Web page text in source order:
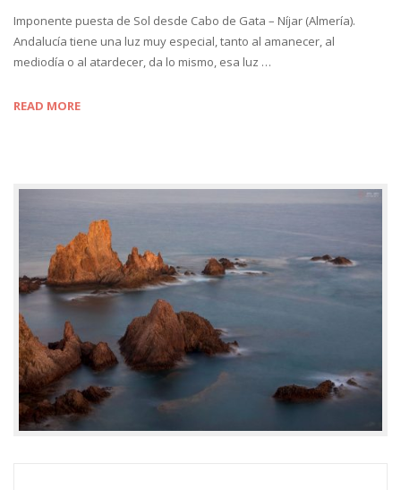
Imponente puesta de Sol desde Cabo de Gata – Níjar (Almería).
Andalucía tiene una luz muy especial, tanto al amanecer, al
mediodía o al atardecer, da lo mismo, esa luz …
READ MORE